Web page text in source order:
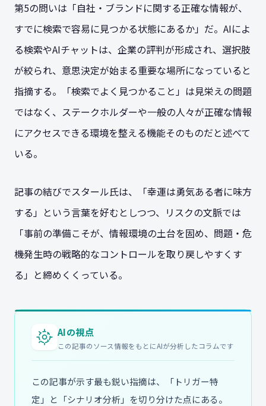
第5の問いは「自社・ブランドに関する正確な情報が、
すでに検索で容易に見つかる状態にあるか」だ。AIによ
る検索やAIチャットは、企業の評判が形成され、選択肢
が絞られ、意思決定が始まる重要な場所になっていると
指摘する。「検索でよく見つかること」は見栄えの問題
ではなく、ステークホルダーや一般の人々が正確な情報
にアクセスできる環境を整える機能そのものだと述べて
いる。
記事の結びでスタール氏は、「幸運は勇気ある者に味方
する」という言葉を好むとしつつ、リスクの文脈では
「事前の準備こそが、情報環境の土台を固め、問題・危
機発生時の戦略的なコントロールを取り戻しやすくす
る」と締めくくっている。
AIの視点
この記事のソース情報をもとにAIが分析したコラムです
この記事が示す最も鋭い指摘は、「トリガー特
定」と「シナリオ分析」を切り分けた点にある。